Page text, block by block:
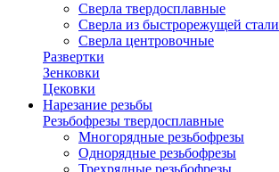
Сверла твердосплавные
Сверла из быстрорежущей стали
Сверла центровочные
Развертки
Зенковки
Цековки
Нарезание резьбы
Резьбофрезы твердосплавные
Многорядные резьбофрезы
Однорядные резьбофрезы
Трехрядные резьбофрезы